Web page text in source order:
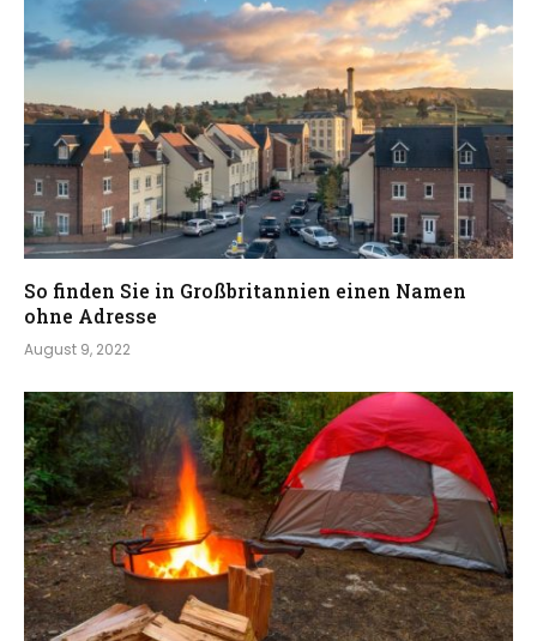
So finden Sie in Großbritannien einen Namen
ohne Adresse
August 9, 2022